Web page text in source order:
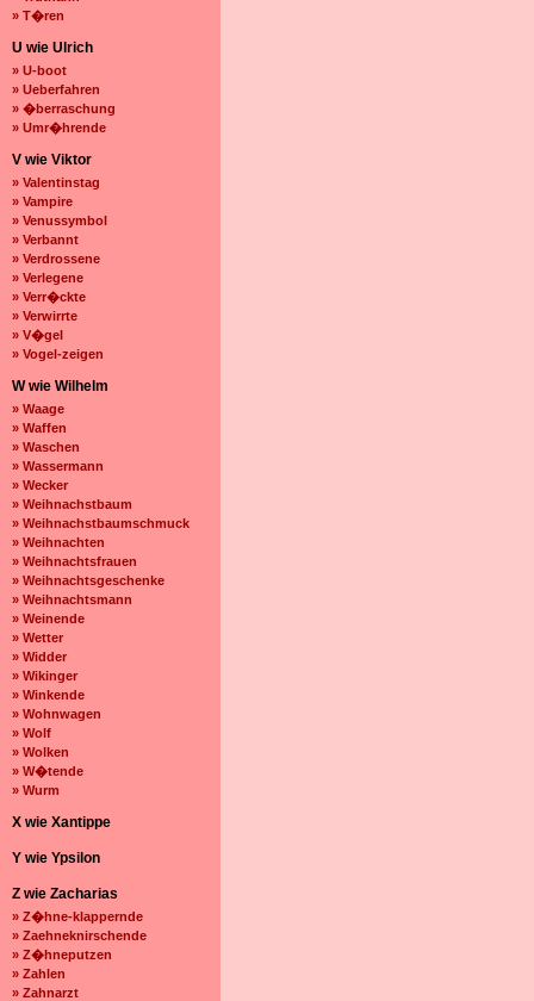
» T�ren
U wie Ulrich
» U-boot
» Ueberfahren
» �berraschung
» Umr�hrende
V wie Viktor
» Valentinstag
» Vampire
» Venussymbol
» Verbannt
» Verdrossene
» Verlegene
» Verr�ckte
» Verwirrte
» V�gel
» Vogel-zeigen
W wie Wilhelm
» Waage
» Waffen
» Waschen
» Wassermann
» Wecker
» Weihnachstbaum
» Weihnachstbaumschmuck
» Weihnachten
» Weihnachtsfrauen
» Weihnachtsgeschenke
» Weihnachtsmann
» Weinende
» Wetter
» Widder
» Wikinger
» Winkende
» Wohnwagen
» Wolf
» Wolken
» W�tende
» Wurm
X wie Xantippe
Y wie Ypsilon
Z wie Zacharias
» Z�hne-klappernde
» Zaehneknirschende
» Z�hneputzen
» Zahlen
» Zahnarzt